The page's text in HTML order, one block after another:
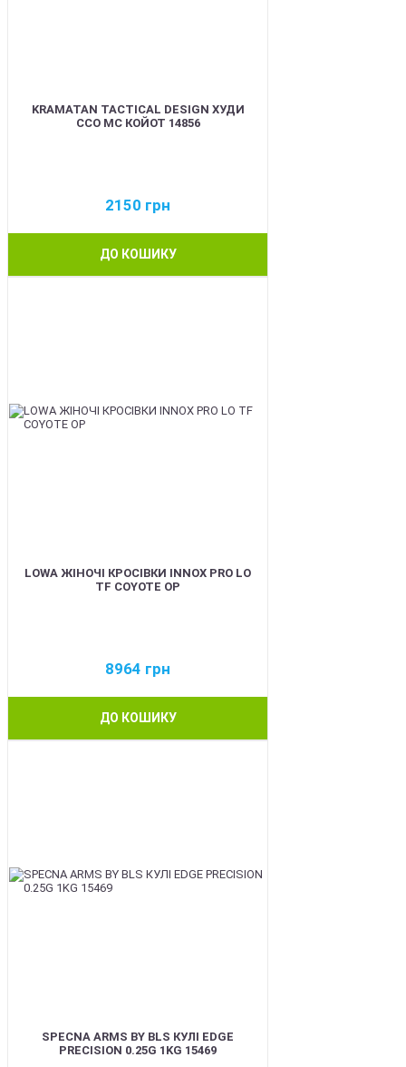
KRAMATAN TACTICAL DESIGN ХУДИ
ССО МС КОЙОТ 14856
2150 грн
ДО КОШИКУ
LOWA ЖІНОЧІ КРОСІВКИ INNOX PRO LO
TF COYOTE OP
8964 грн
ДО КОШИКУ
SPECNA ARMS BY BLS КУЛІ EDGE
PRECISION 0.25G 1KG 15469